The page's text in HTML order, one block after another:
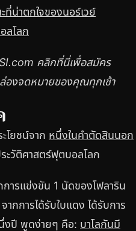
ที่น่าตกใจของนอร์เวย์
ลโลก
คลิกที่นี่เพื่อสมัคร
องจดหมายของคุณทุกเช้า
โยชน์จาก หนึ่งในคำตัดสินนอก
ะวัติศาสตร์ฟุตบอลโลก
การแข่งขัน 1 นัดของโฟลาริน
กการได้รับใบแดง ได้รับการ
งปี พูดง่ายๆ คือ: บาโลกันมี